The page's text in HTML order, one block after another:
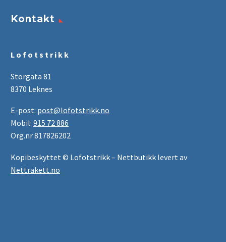
Kontakt
L o f o t s t r i k k
Storgata 81
8370 Leknes
E-post: post@lofotstrikk.no
Mobil: 915 72 886
Org.nr 817826202
Kopibeskyttet © Lofotstrikk – Nettbutikk levert av
Nettrakett.no